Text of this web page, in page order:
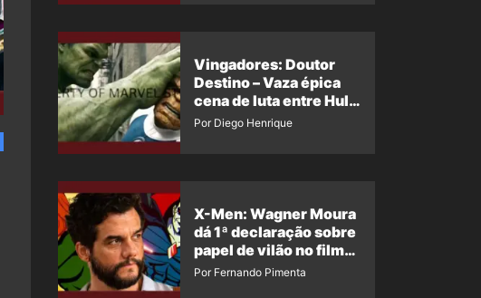
Vingadores: Doutor
Destino – Vaza épica
cena de luta entre Hulk
e o Coisa
Por Diego Henrique
X-Men: Wagner Moura
dá 1ª declaração sobre
papel de vilão no filme
da Marvel
Por Fernando Pimenta